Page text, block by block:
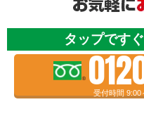
タップです
受付時間 9:00